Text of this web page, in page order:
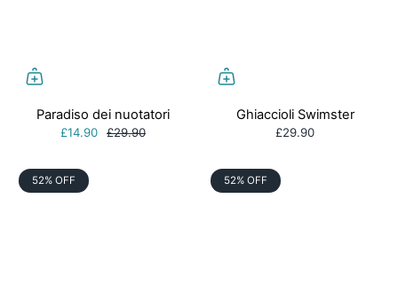
Paradiso dei nuotatori
£14.90 £29.90
Ghiaccioli Swimster
£29.90
52% OFF 52% OFF